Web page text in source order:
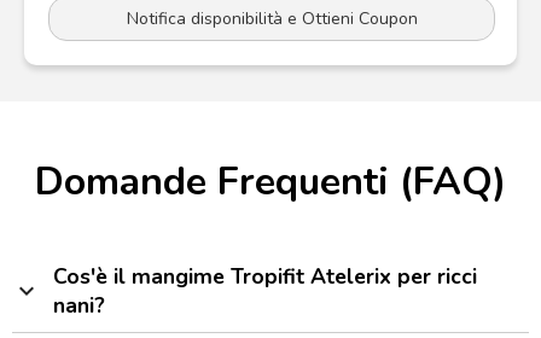
Notifica disponibilità e Ottieni Coupon
Domande Frequenti (FAQ)
expand_more
Cos'è il mangime Tropifit Atelerix per ricci
nani?